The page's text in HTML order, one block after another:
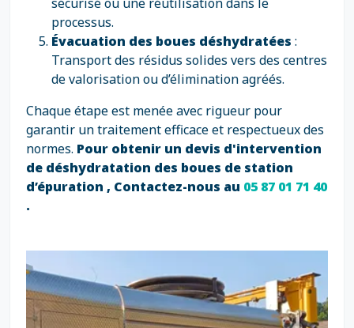
processus.
Évacuation des boues déshydratées :
Transport des résidus solides vers des centres
de valorisation ou d’élimination agréés.
Chaque étape est menée avec rigueur pour
garantir un traitement efficace et respectueux des
normes. Pour obtenir un devis d'intervention
de déshydratation des boues de station
d’épuration , Contactez-nous au 05 87 01 71 40
.